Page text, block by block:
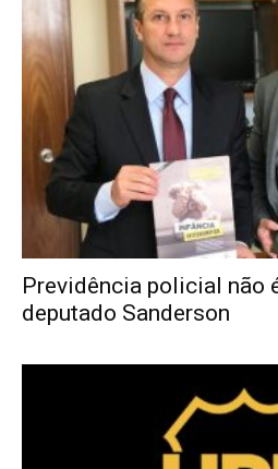
Previdência policial não
deputado Sanderson